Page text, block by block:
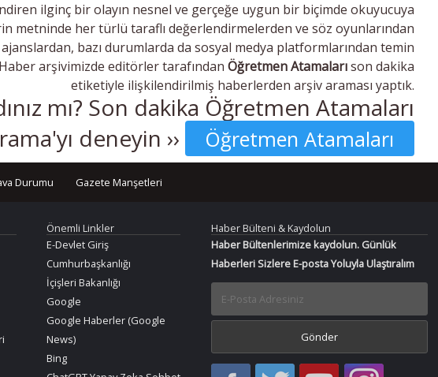
ilginç bir olayın nesnel ve gerçeğe uygun bir biçimde okuyucuya
metninde her türlü taraflı değerlendirmelerden ve söz oyunlarından
bazı durumlarda da sosyal medya platformlarından temin
arşivimizde editörler tarafından Öğretmen Atamalarıson dakika
etiketiyle ilişkilendirilmiş haberlerden arşiv araması yaptık.
mı? Son dakika Öğretmen Atamaları
deneyin ››
Öğretmen Atamaları
Durumu Gazete Manşetleri
Önemli Linkler
E-Devlet Giriş
Cumhurbaşkanlığı
İçişleri Bakanlığı
Google
Google Haberler (Google
News)
Bing
Haber Bülteni & Kaydolun
Haber Bültenlerimize kaydolun. Günlük
Haberleri Sizlere E-posta Yoluyla Ulaştıralım
Haber Haber Bir Bir